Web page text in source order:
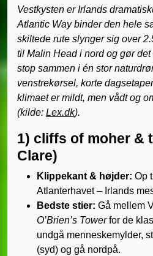
Vestkysten er Irlands
Atlantic Way binder den hele
skiltede rute slynger sig over
til Malin Head i nord og gør
stop sammen i én stor
venstrekørsel, korte
klimaet er mildt, men vådt og
(kilde: Lex.dk).
1) cliffs of moher &
Clare)
Klippekant & højder: Op
Atlanterhavet – Irlands
Bedste stier: Gå mellem
O’Brien’s Towerfor de
undgå menneskemylder,
(syd) og gå nordpå.